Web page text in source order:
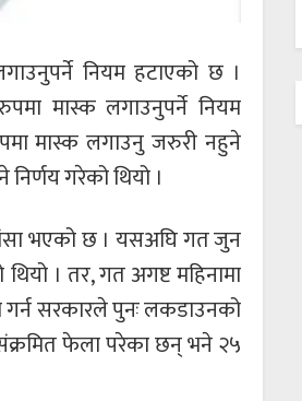
नियम हटाएको छ ।
मास्क लगाउनुपर्ने नियम
मास्क लगाउनु जरुरी नहुने
गरेको थियो ।
भएको छ । यसअघि गत जुन
। तर, गत अगष्ट महिनामा
गर्न सरकारले पुनः लकडाउनको
फेला परेका छन् भने २५